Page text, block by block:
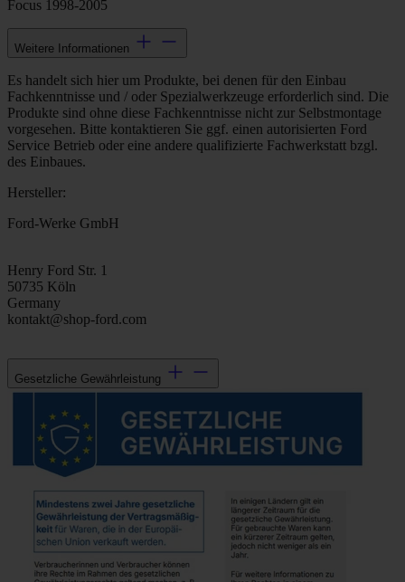
Focus 1998-2005
Weitere Informationen
Es handelt sich hier um Produkte, bei denen für den Einbau
Fachkenntnisse und / oder Spezialwerkzeuge erforderlich sind. Die
Produkte sind ohne diese Fachkenntnisse nicht zur Selbstmontage
vorgesehen. Bitte kontaktieren Sie ggf. einen autorisierten Ford
Service Betrieb oder eine andere qualifizierte Fachwerkstatt bzgl.
des Einbaues.
Hersteller:
Ford-Werke GmbH
Henry Ford Str. 1
50735 Köln
Germany
kontakt@shop-ford.com
Gesetzliche Gewährleistung